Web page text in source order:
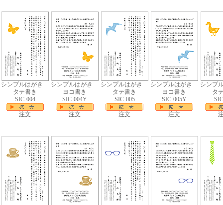
シンプルはがき
タテ書き
SIC-004
注文
シンプルはがき
ヨコ書き
SIC-004Y
注文
シンプルはがき
タテ書き
SIC-005
注文
シンプルはがき
ヨコ書き
SIC-005Y
注文
シンプ
タ